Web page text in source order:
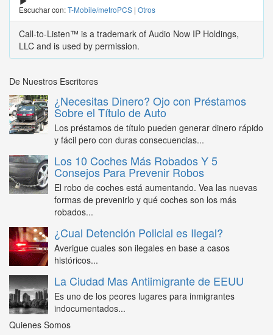
Escuchar con:T-Mobile/metroPCS | Otros
Call-to-Listen™ is a trademark of Audio Now IP Holdings,
LLC and is used by permission.
De Nuestros Escritores
¿Necesitas Dinero? Ojo con Préstamos
Sobre el Título de Auto
Los préstamos de título pueden generar dinero rápido
y fácil pero con duras consecuencias...
Los 10 Coches Más Robados Y 5
Consejos Para Prevenir Robos
El robo de coches está aumentando. Vea las nuevas
formas de prevenirlo y qué coches son los más
robados...
¿Cual Detención Policial es Ilegal?
Averigue cuales son ilegales en base a casos
históricos...
La Ciudad Mas Antiimigrante de EEUU
Es uno de los peores lugares para inmigrantes
indocumentados...
Quienes Somos